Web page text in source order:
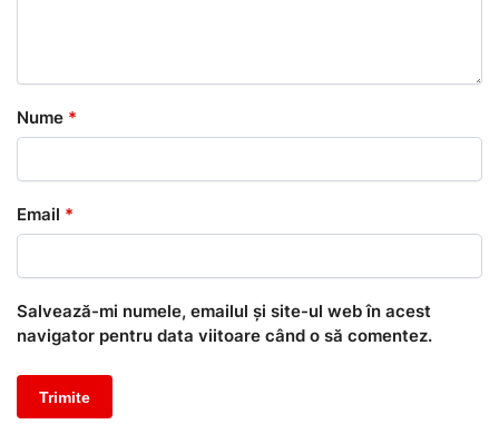
Nume *
Email *
Salvează-mi numele, emailul și site-ul web în acest
navigator pentru data viitoare când o să comentez.